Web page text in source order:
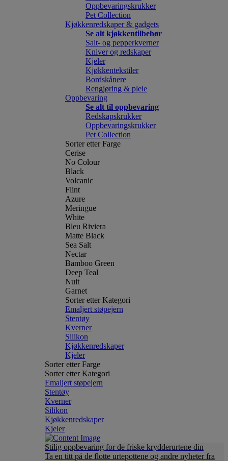
Oppbevaringskrukker
Pet Collection
Kjøkkenredskaper & gadgets
Se alt kjøkkentilbehør
Salt- og pepperkverner
Kniver og redskaper
Kjeler
Kjøkkentekstiler
Bordskånere
Rengjøring & pleie
Oppbevaring
Se alt til oppbevaring
Redskapskrukker
Oppbevaringskrukker
Pet Collection
Sorter etter Farge
Cerise
No Colour
Black
Volcanic
Flint
Azure
Meringue
White
Bleu Riviera
Matte Black
Sea Salt
Nectar
Bamboo Green
Deep Teal
Nuit
Garnet
Sorter etter Kategori
Emaljert støpejern
Stentøy
Kverner
Silikon
Kjøkkenredskaper
Kjeler
Sorter etter Farge
Sorter etter Kategori
Emaljert støpejern
Stentøy
Kverner
Silikon
Kjøkkenredskaper
Kjeler
Stilig oppbevaring for de friske krydderurtene din
Ta en titt på de flotte urtepottene og andre nyheter fra